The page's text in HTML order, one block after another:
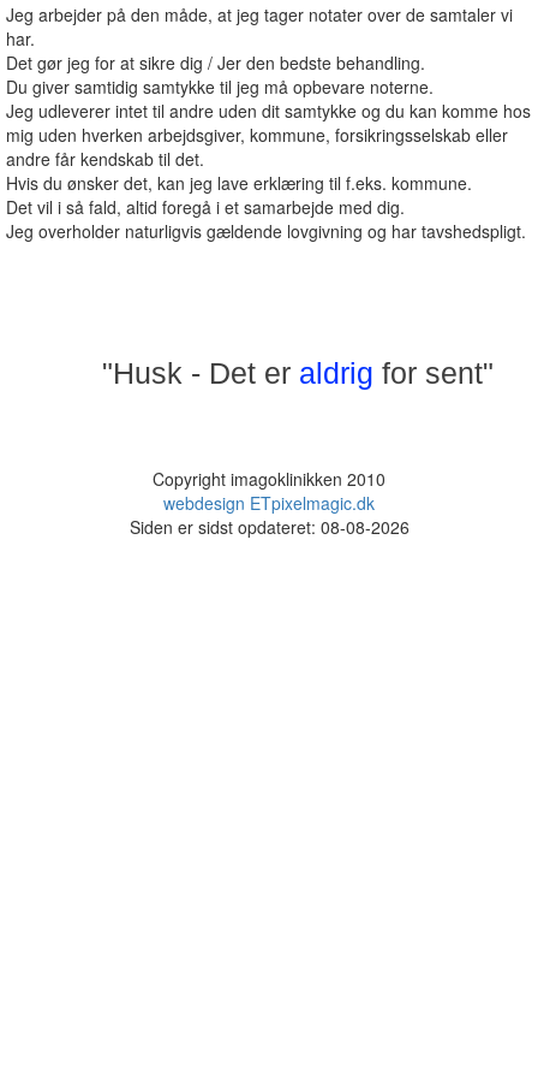
Jeg arbejder på den måde, at jeg tager notater over de samtaler vi
har.
Det gør jeg for at sikre dig / Jer den bedste behandling.
Du giver samtidig samtykke til jeg må opbevare noterne.
Jeg udleverer intet til andre uden dit samtykke og du kan komme hos
mig uden hverken arbejdsgiver, kommune, forsikringsselskab eller
andre får kendskab til det.
Hvis du ønsker det, kan jeg lave erklæring til f.eks. kommune.
Det vil i så fald, altid foregå i et samarbejde med dig.
Jeg overholder naturligvis gældende lovgivning og har tavshedspligt.
"Husk - Det er aldrig for sent"
Copyright imagoklinikken 2010
webdesign ETpixelmagic.dk
Siden er sidst opdateret: 08-08-2026